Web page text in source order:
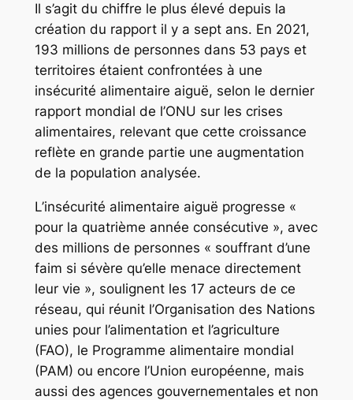
Il s’agit du chiffre le plus élevé depuis la
création du rapport il y a sept ans. En 2021,
193 millions de personnes dans 53 pays et
territoires étaient confrontées à une
insécurité alimentaire aiguë, selon le dernier
rapport mondial de l’ONU sur les crises
alimentaires, relevant que cette croissance
reflète en grande partie une augmentation
de la population analysée.
L’insécurité alimentaire aiguë progresse «
pour la quatrième année consécutive », avec
des millions de personnes « souffrant d’une
faim si sévère qu’elle menace directement
leur vie », soulignent les 17 acteurs de ce
réseau, qui réunit l’Organisation des Nations
unies pour l’alimentation et l’agriculture
(FAO), le Programme alimentaire mondial
(PAM) ou encore l’Union européenne, mais
aussi des agences gouvernementales et non